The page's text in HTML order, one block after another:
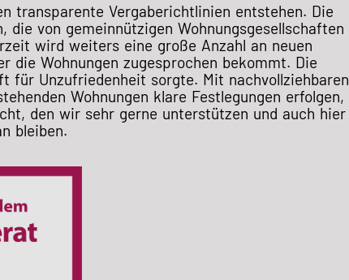
transparente Vergaberichtlinien entstehen. Die
von gemeinnützigen Wohnungsgesellschaften
wird weiters eine große Anzahl an neuen
die Wohnungen zugesprochen bekommt. Die
für Unzufriedenheit sorgte. Mit nachvollziehbaren
Wohnungen klare Festlegungen erfolgen,
den wir sehr gerne unterstützen und auch hier
bleiben.